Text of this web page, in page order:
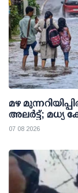
മഴ
അലര്‍ട്ട്; മധ്യ
07 08 2026